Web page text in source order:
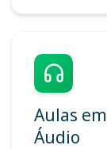
Aulas em
Áudio